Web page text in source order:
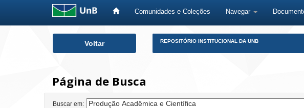
Comunidades e Coleções Navegar
Voltar REPOSITÓRIO INSTITUCIONAL DA UNB
Página de Busca
Buscar em: